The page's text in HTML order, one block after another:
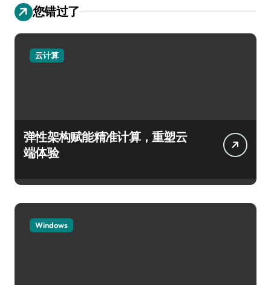
您错过了
云计算
弹性架构赋能精准计算，重塑云
端体验
Windows